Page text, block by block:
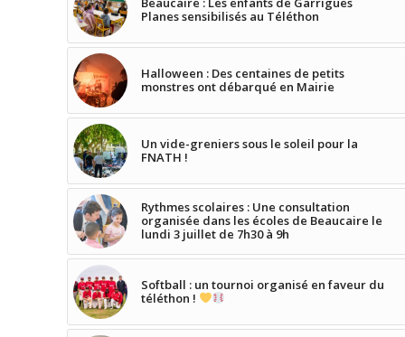
Planes sensibilisés au Téléthon
Halloween : Des centaines de petits
monstres ont débarqué en Mairie
Un vide-greniers sous le soleil pour la
FNATH !
Rythmes scolaires : Une consultation
organisée dans les écoles de Beaucaire le
lundi 3 juillet de 7h30 à 9h
Softball : un tournoi organisé en faveur du
téléthon !